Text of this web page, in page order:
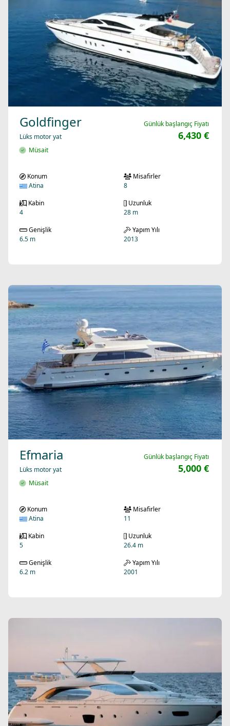
Goldfinger
Lüks motor yat
Müsait
Günlük başlangıç Fiyatı
6,430 €
Konum
Atina
Misafirler
8
Kabin
4
Uzunluk
28 m
Genişlik
6.5 m
Yapım Yılı
2013
Efmaria
Lüks motor yat
Müsait
Günlük başlangıç Fiyatı
5,000 €
Konum
Atina
Misafirler
11
Kabin
5
Uzunluk
26.4 m
Genişlik
6.2 m
Yapım Yılı
2001